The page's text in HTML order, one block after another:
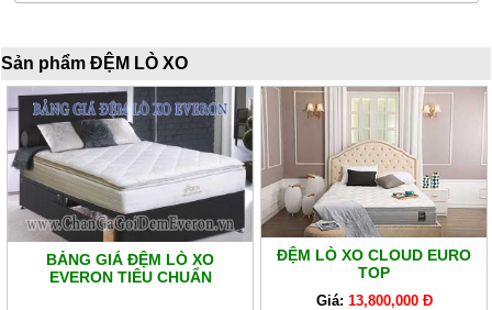
Sản phẩm ĐỆM LÒ XO
BẢNG GIÁ ĐỆM LÒ XO
EVERON TIÊU CHUẨN
ĐỆM LÒ XO CLOUD EURO
TOP
Giá: 13,800,000 Đ